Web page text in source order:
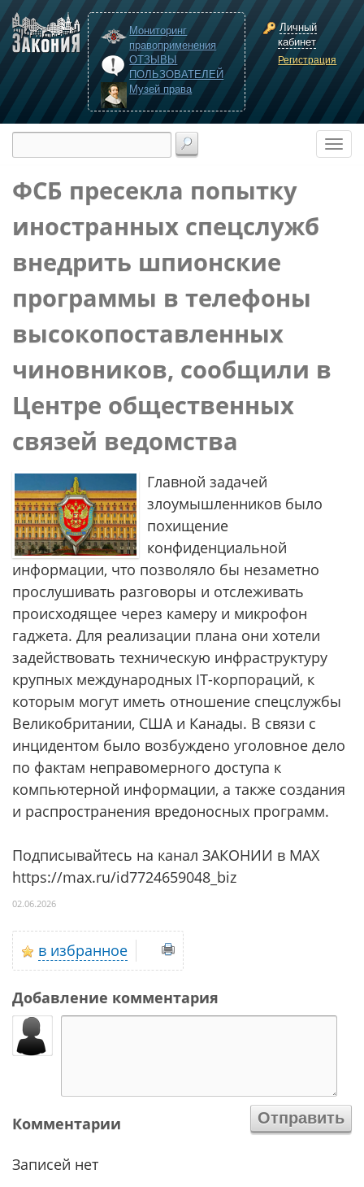
Мониторинг
правоприменения
ОТЗЫВЫ
ПОЛЬЗОВАТЕЛЕЙ
Музей права
Личный
кабинет
Регистрация
ФСБ пресекла попытку
иностранных спецслужб
внедрить шпионские
программы в телефоны
высокопоставленных
чиновников, сообщили в
Центре общественных
связей ведомства
Главной задачей
злоумышленников было
похищение
конфиденциальной
информации, что позволяло бы незаметно
прослушивать разговоры и отслеживать
происходящее через камеру и микрофон
гаджета. Для реализации плана они хотели
задействовать техническую инфраструктуру
крупных международных IT-корпораций, к
которым могут иметь отношение спецслужбы
Великобритании, США и Канады. В связи с
инцидентом было возбуждено уголовное дело
по фактам неправомерного доступа к
компьютерной информации, а также создания
и распространения вредоносных программ.
Подписывайтесь на канал ЗАКОНИИ в МАХ
https://max.ru/id7724659048_biz
02.06.2026
в избранное
Добавление комментария
Комментарии
Записей нет